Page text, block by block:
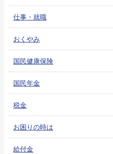
仕事・就職
おくやみ
国民健康保険
国民年金
税金
お困りの時は
給付金